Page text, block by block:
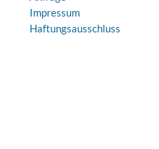
Impressum
Haftungsausschluss